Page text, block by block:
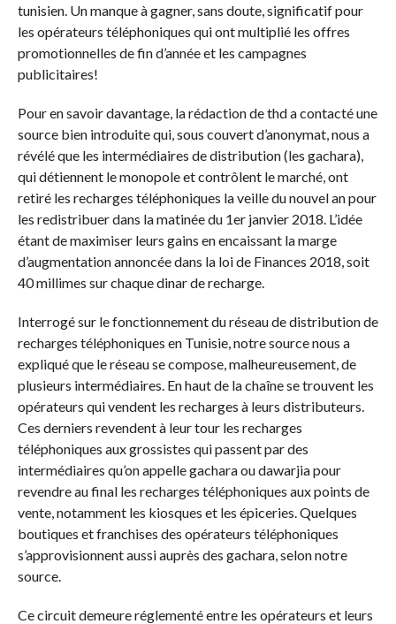
tunisien. Un manque à gagner, sans doute, significatif pour
les opérateurs téléphoniques qui ont multiplié les offres
promotionnelles de fin d’année et les campagnes
publicitaires!
Pour en savoir davantage, la rédaction de thd a contacté une
source bien introduite qui, sous couvert d’anonymat, nous a
révélé que les intermédiaires de distribution (les gachara),
qui détiennent le monopole et contrôlent le marché, ont
retiré les recharges téléphoniques la veille du nouvel an pour
les redistribuer dans la matinée du 1er janvier 2018. L’idée
étant de maximiser leurs gains en encaissant la marge
d’augmentation annoncée dans la loi de Finances 2018, soit
40 millimes sur chaque dinar de recharge.
Interrogé sur le fonctionnement du réseau de distribution de
recharges téléphoniques en Tunisie, notre source nous a
expliqué que le réseau se compose, malheureusement, de
plusieurs intermédiaires. En haut de la chaîne se trouvent les
opérateurs qui vendent les recharges à leurs distributeurs.
Ces derniers revendent à leur tour les recharges
téléphoniques aux grossistes qui passent par des
intermédiaires qu’on appelle gachara ou dawarjia pour
revendre au final les recharges téléphoniques aux points de
vente, notamment les kiosques et les épiceries. Quelques
boutiques et franchises des opérateurs téléphoniques
s’approvisionnent aussi auprès des gachara, selon notre
source.
Ce circuit demeure réglementé entre les opérateurs et leurs